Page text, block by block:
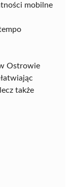
mobilne
Ostrowie
także